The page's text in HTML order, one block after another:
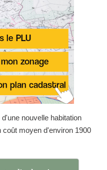
nouvelle habitation
coût moyen d'environ 1900